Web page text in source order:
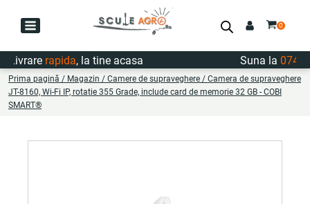
rapida, la tine acasa Suna la
Prima pagină / Magazin / Camere de supraveghere / Camera de supraveghere
JT-8160, Wi-Fi IP, rotatie 355 Grade, include card de memorie 32 GB - COBI
SMART®